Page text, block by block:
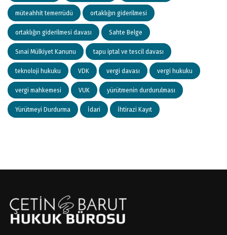
müteahhit temerrüdü ortaklığın giderilmesi
ortaklığın giderilmesi davası Sahte Belge
Sınai Mülkiyet Kanunu tapu iptal ve tescil davası
teknoloji hukuku VDK vergi davası vergi hukuku
vergi mahkemesi VUK yürütmenin durdurulması
Yürütmeyi Durdurma İdari İhtirazi Kayıt